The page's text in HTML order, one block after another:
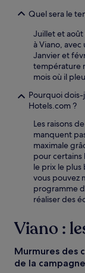
Quel sera le
Juillet et août
à Viano,
Janvier et
température
mois où il
Pourquoi
Hotels.com ?
Les raisons
manquent
maximale
pour
le prix le
vous pouvez
programme
réaliser des
Viano :
Murmures des
de la